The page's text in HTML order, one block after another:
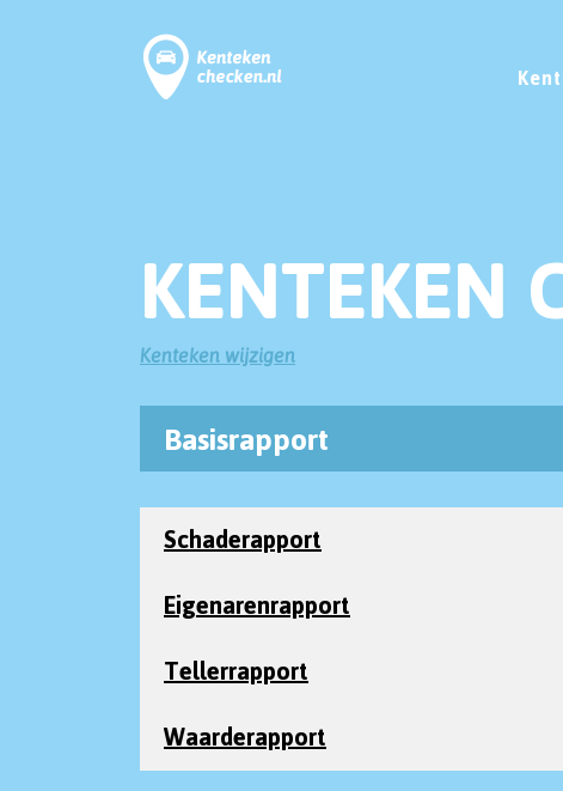
KENTEKEN
Kenteken wijzigen
Basisrapport
Schaderapport
Eigenarenrapport
Tellerrapport
Waarderapport